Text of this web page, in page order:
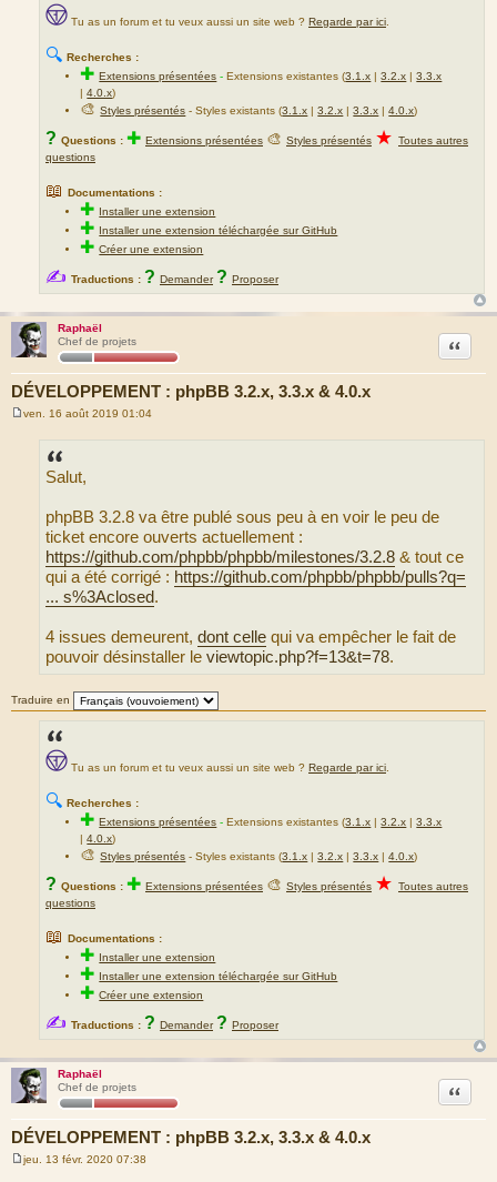
Tu as un forum et tu veux aussi un site web ? Regarde par ici
🔍 Recherches :
✚Extensions présentées -Extensions existantes (3.1.x |3.2.x |3.3.x
|4.0.x)
🎨Styles présentés - Styles existants (3.1.x |3.2.x |3.3.x |4.0.x)
? Questions : ✚ Extensions présentées 🎨 Styles présentés ★ Toutes autres
questions
📖 Documentations :
✚ Installer une extension
✚ Installer une extension téléchargée sur GitHub
✚Créer une extension
✍ Traductions : ? Demander ? Proposer
Raphaël
Chef de projets
DÉVELOPPEMENT : phpBB 3.2.x, 3.3.x & 4.0.x
Citation
ven. 16 août 2019 01:04
Salut,
phpBB 3.2.8 va être publé sous peu à en voir le peu de
ticket encore ouverts actuellement :
https://github.com/phpbb/phpbb/milestones/3.2.8 & tout ce
qui a été corrigé : https://github.com/phpbb/phpbb/pulls?q=
... s%3Aclosed.
4 issues demeurent, dont celle qui va empêcher le fait de
pouvoir désinstaller le viewtopic.php?f=13&t=78.
Traduire en
Tu as un forum et tu veux aussi un site web ? Regarde par ici
🔍 Recherches :
✚Extensions présentées -Extensions existantes (3.1.x |3.2.x |3.3.x
|4.0.x)
🎨Styles présentés - Styles existants (3.1.x |3.2.x |3.3.x |4.0.x)
? Questions : ✚ Extensions présentées 🎨 Styles présentés ★ Toutes autres
questions
📖 Documentations :
✚ Installer une extension
✚ Installer une extension téléchargée sur GitHub
✚Créer une extension
✍ Traductions : ? Demander ? Proposer
Raphaël
Chef de projets
DÉVELOPPEMENT : phpBB 3.2.x, 3.3.x & 4.0.x
Citation
M
jeu. 13 févr. 2020 07:38